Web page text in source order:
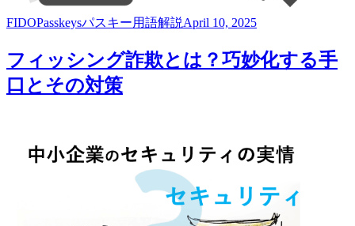
FIDOPasskeysパスキー用語解説April 10, 2025
フィッシング詐欺とは？巧妙化する手
口とその対策